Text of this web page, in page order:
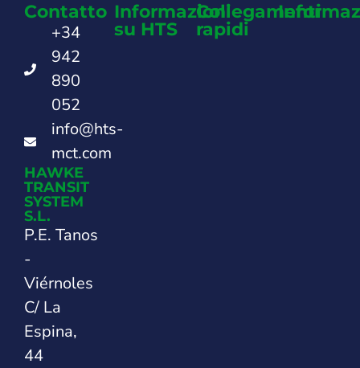
Contatto
+34
942
890
052
info@hts-
mct.com
HAWKE
TRANSIT
SYSTEM
S.L.
P.E. Tanos
-
Viérnoles
C/ La
Espina,
44
Informazioni
su HTS
Collegamenti
rapidi